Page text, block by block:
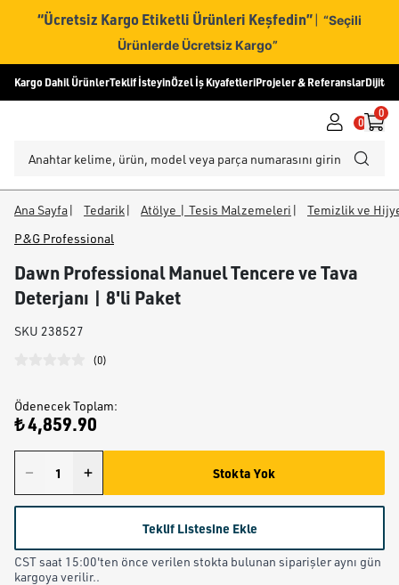
“Ücretsiz Kargo Etiketli Ürünleri Keşfedin” | “Seçili
Ürünlerde Ücretsiz Kargo”
Kargo Dahil ÜrünlerTeklif İsteyinÖzel İş KıyafetleriProjeler & ReferanslarDijital
0
0
Ana Sayfa| Tedarik| Atölye | Tesis Malzemeleri |
Temizlik ve
P&G Professional
Dawn Professional Manuel Tencere ve Tava
Deterjanı | 8'li Paket
SKU 238527
(0)
Ödenecek Toplam:
₺ 4,859.90
Stokta Yok
Teklif Listesine Ekle
CST saat 15:00'ten önce verilen stokta bulunan siparişler aynı gün
kargoya verilir..